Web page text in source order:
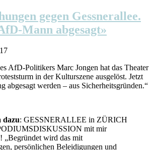
gegen Gessnerallee.
Mann abgesagt»
AfD-Politikers Marc Jongen hat das Theater
in der Kulturszene ausgelöst. Jetzt
abgesagt werden – aus Sicherheitsgründen.“
dazu: GESSNERALLEE in ZÜRICH
mit mir
wird das mit
persönlichen Beleidigungen und